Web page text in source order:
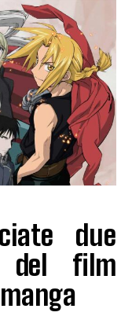
due
del film